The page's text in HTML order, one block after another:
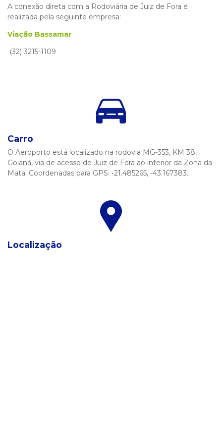
A conexão direta com a Rodoviária de Juiz de Fora é
realizada pela seguinte empresa:
Viação Bassamar
(32) 3215-1109
Carro
O Aeroporto está localizado na rodovia MG-353, KM 38,
Goianá, via de acesso de Juiz de Fora ao interior da Zona da
Mata. Coordenadas para GPS: -21.485265, -43.167383.
Localização